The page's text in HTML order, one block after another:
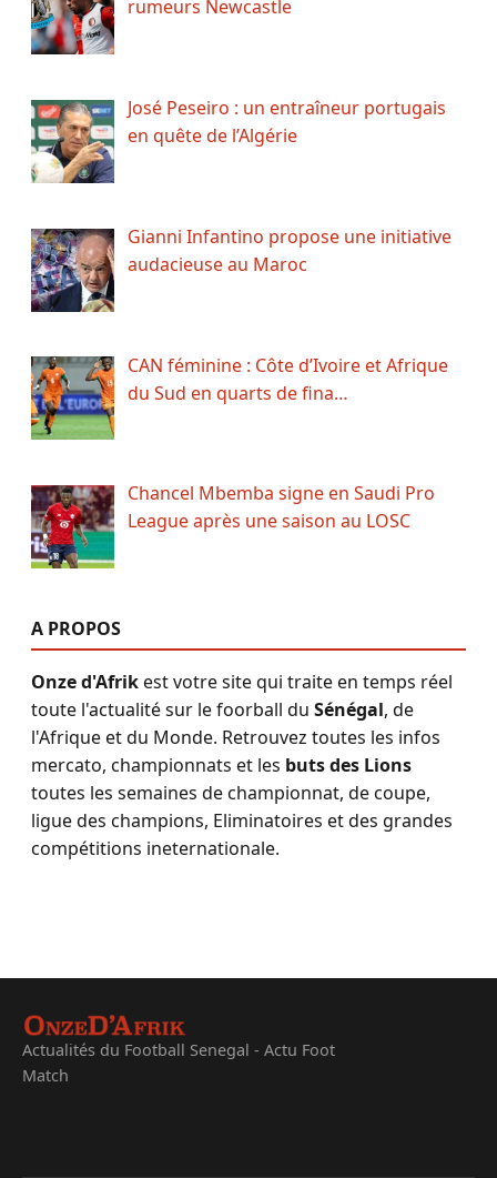
rumeurs Newcastle
José Peseiro : un entraîneur portugais
en quête de l’Algérie
Gianni Infantino propose une initiative
audacieuse au Maroc
CAN féminine : Côte d’Ivoire et Afrique
du Sud en quarts de fina…
Chancel Mbemba signe en Saudi Pro
League après une saison au LOSC
A PROPOS
Onze d'Afrikest votre site qui traite en temps réel
toute l'actualité sur le foorball du Sénégal, de
l'Afrique et du Monde. Retrouvez toutes les infos
mercato, championnats et les buts des Lions
toutes les semaines de championnat, de coupe,
ligue des champions, Eliminatoires et des grandes
compétitions ineternationale.
Actualités du Football Senegal - Actu Foot
Match